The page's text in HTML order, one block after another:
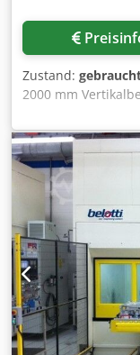
Zustand:
2000 mm
Materialstärke 80
Streamline SL-V